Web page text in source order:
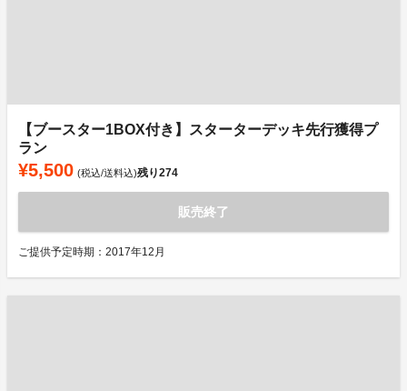
【ブースター1BOX付き】スターターデッキ先行獲得プ
ラン
¥5,500 (税込/送料込)残り274
販売終了
ご提供予定時期：2017年12月